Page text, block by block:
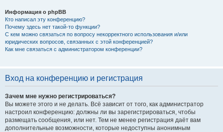
Информация о phpBB
Кто написал эту конференцию?
Почему здесь нет такой-то функции?
С кем можно связаться по вопросу некорректного использования и/или
юридических вопросов, связанных с этой конференцией?
Как мне связаться с администратором конференции?
Вход на конференцию и регистрация
Зачем мне нужно регистрироваться?
Вы можете этого и не делать. Всё зависит от того, как администратор
настроил конференцию: должны ли вы зарегистрироваться, чтобы
размещать сообщения, или нет. Тем не менее регистрация даёт вам
дополнительные возможности, которые недоступны анонимным